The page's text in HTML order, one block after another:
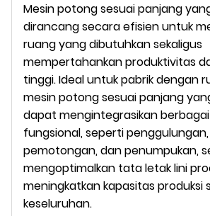
Mesin potong sesuai panjang
dirancang secara efisien untuk
ruang yang dibutuhkan sekaligus
mempertahankan produktivitas
tinggi. Ideal untuk pabrik dengan
mesin potong sesuai panjang
dapat mengintegrasikan
fungsional, seperti
pemotongan, dan penumpukan,
mengoptimalkan tata letak lini
meningkatkan kapasitas produksi
keseluruhan.